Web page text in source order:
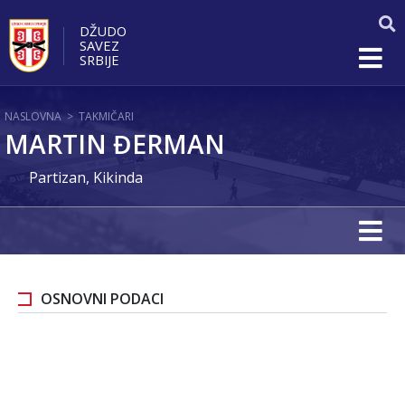
DŽUDO
SAVEZ
SRBIJE
NASLOVNA > TAKMIČARI
MARTIN ĐERMAN
Partizan, Kikinda
OSNOVNI PODACI